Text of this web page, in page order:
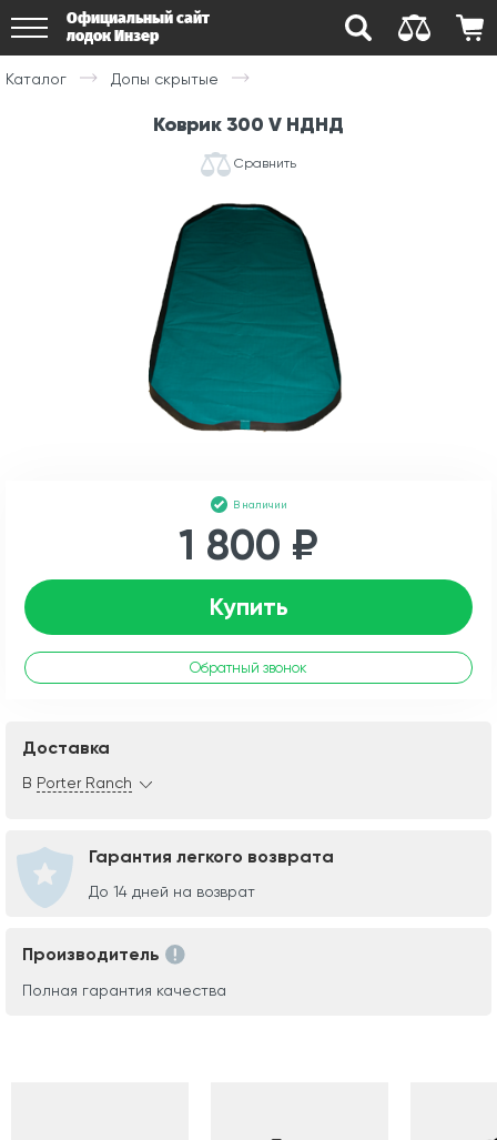
Официальный сайт
лодок Инзер
Каталог Допы скрытые
Коврик 300 V НДНД
Сравнить
В наличии
1 800 ₽
Купить
Обратный звонок
Доставка
В Porter Ranch
Гарантия легкого возврата
До 14 дней на возврат
Производитель
Полная гарантия качества